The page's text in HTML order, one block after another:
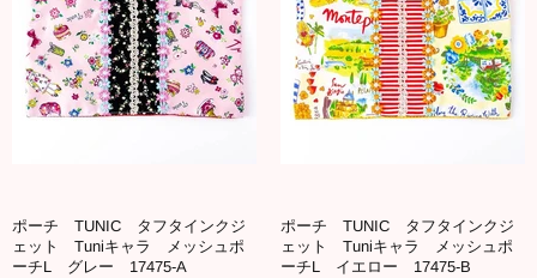
ポーチ TUNIC タフタインクジ
ェット Tuniキャラ メッシュポ
ーチL グレー 17475-A
ポーチ TUNIC タフタインクジ
ェット Tuniキャラ メッシュポ
ーチL イエロー 17475-B